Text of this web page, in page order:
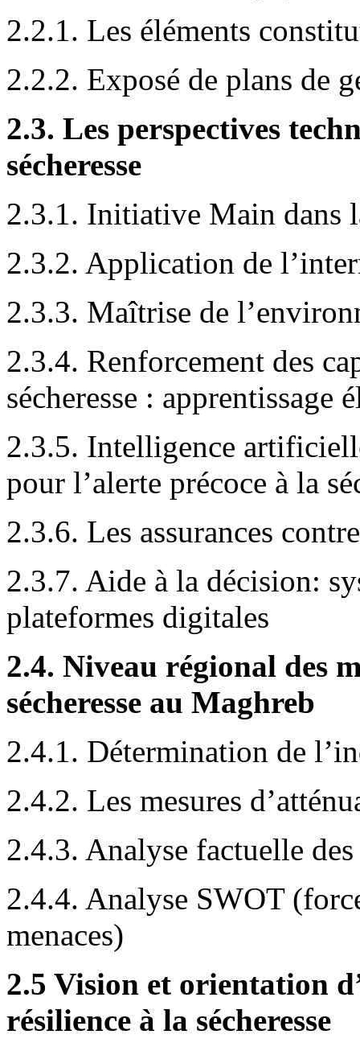
2.2.1. Les éléments
2.2.2. Exposé de plans de
2.3. Les perspectives
sécheresse
2.3.1. Initiative Main dans
2.3.2. Application de
2.3.3. Maîtrise de
2.3.4. Renforcement des
sécheresse : apprentissage
2.3.5. Intelligence
pour l’alerte précoce à la
2.3.6. Les assurances
2.3.7. Aide à la décision:
plateformes digitales
2.4. Niveau régional des
sécheresse au Maghreb
2.4.1. Détermination de
2.4.2. Les mesures
2.4.3. Analyse factuelle
2.4.4. Analyse SWOT
menaces)
2.5 Vision et orientation
résilience à la sécheresse